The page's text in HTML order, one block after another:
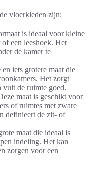
vloerkleden zijn:
is ideaal voor kleine
of een leeshoek. Het
de kamer te
iets grotere maat die
Het zorgt
vult de ruimte goed.
maat is geschikt voor
of ruimtes met zware
definieert de zit- of
maat die ideaal is
indeling. Het kan
zorgen voor een